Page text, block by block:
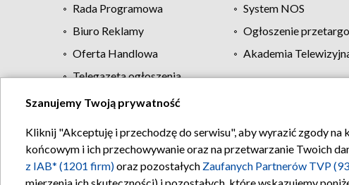
Rada Programowa
System NOS
Biuro Reklamy
Ogłoszenie
Oferta Handlowa
Akademia
Telegazeta ogłoszenia
Regulamin TVP
Szanujemy Twoją prywatność
Kliknij "Akceptuję i przechodzę do serwisu", aby wyrazić zgody
końcowym i ich przechowywanie oraz na przetwarzanie Twoich
z IAB* (1201 firm)oraz pozostałych Zaufanych Partnerów TVP